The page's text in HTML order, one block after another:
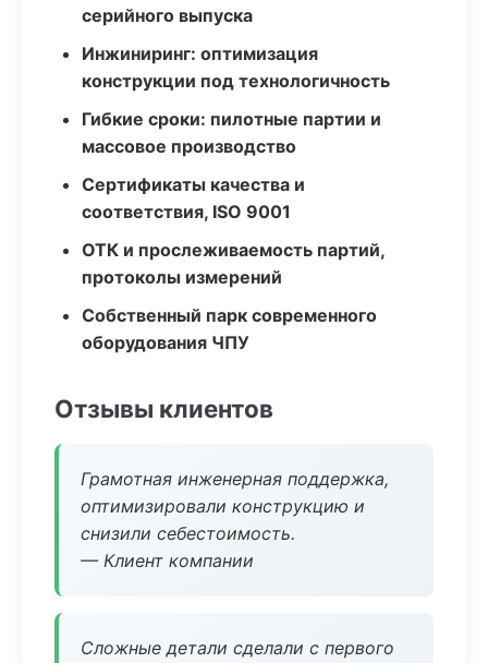
серийного выпуска
Инжиниринг: оптимизация
конструкции под технологичность
Гибкие сроки: пилотные партии и
массовое производство
Сертификаты качества и
соответствия, ISO 9001
ОТК и прослеживаемость партий,
протоколы измерений
Собственный парк современного
оборудования ЧПУ
Отзывы клиентов
Грамотная инженерная поддержка,
оптимизировали конструкцию и
снизили себестоимость.
— Клиент компании
Сложные детали сделали с первого